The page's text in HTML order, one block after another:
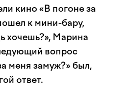
кино «В погоне за
к мини-бару,
хочешь?», Марина
вопрос
меня замуж?» был,
ответ.